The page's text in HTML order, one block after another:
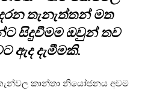
තැනැත්තන් මත
සිදුවීමම ඔවුන් තව
ඇද දැමීමකි.
කාන්තා නියෝජනය අවම